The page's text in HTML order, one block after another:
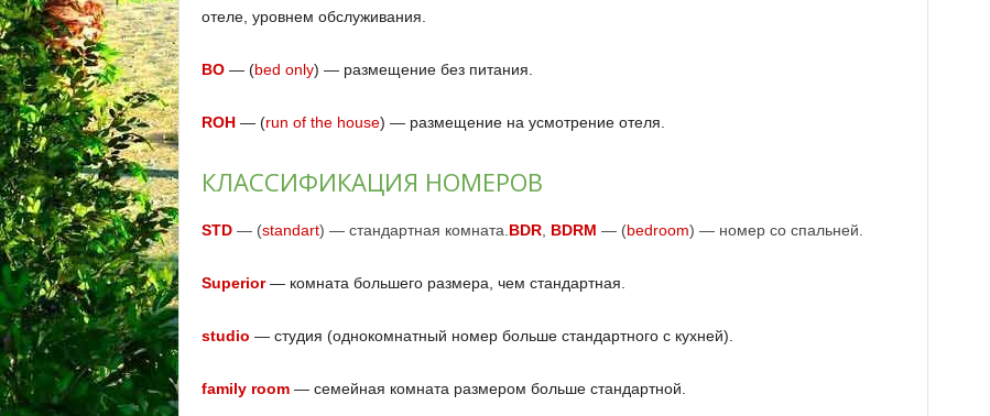
отеле, уровнем обслуживания.
ВО— (bed only) — размещение без питания.
ROH— (run of the house) — размещение на усмотрение отеля.
КЛАССИФИКАЦИЯ НОМЕРОВ
STD— (standart) — стандартная комната. BDR, BDRM — (bedroom) — номер со спальней.
Superior— комната большего размера, чем стандартная.
studio — студия (однокомнатный номер больше стандартного c кухней).
family room— семейная комната размером больше стандартной.